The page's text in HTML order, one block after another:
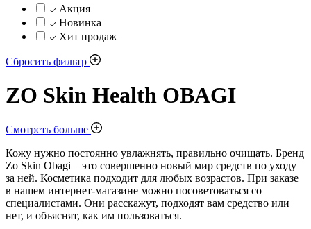
Акция
Новинка
Хит продаж
Сбросить фильтр
ZO Skin Health OBAGI
Смотреть больше
Кожу нужно постоянно увлажнять, правильно очищать. Бренд
Zo Skin Obagi – это совершенно новый мир средств по уходу
за ней. Косметика подходит для любых возрастов. При заказе
в нашем интернет-магазине можно посоветоваться со
специалистами. Они расскажут, подходят вам средство или
нет, и объяснят, как им пользоваться.